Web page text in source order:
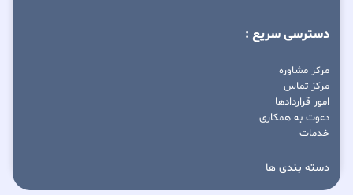
دسترسی سریع :
مرکز مشاوره
مرکز تماس
امور قراردادها
دعوت به همکاری
خدمات
دسته بندی ها